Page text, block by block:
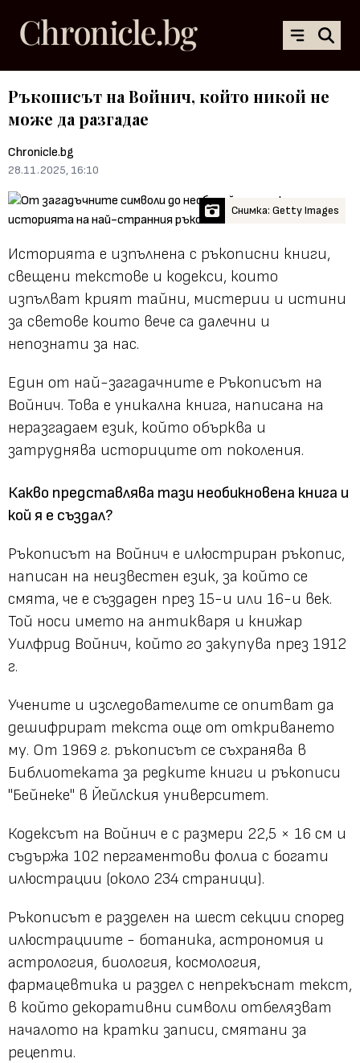
Ръкописът на Войнич, който никой не
може да разгадае
Chronicle.bg
28.11.2025, 16:10
Снимка: Getty Images
Историята е изпълнена с ръкописни книги,
свещени текстове и кодекси, които
изпълват крият тайни, мистерии и истини
за светове които вече са далечни и
непознати за нас.
Един от най-загадачните е Ръкописът на
Войнич. Това е уникална книга, написана на
неразгадаем език, който обърква и
затруднява историците от поколения.
Какво представлява тази необикновена книга и
кой я е създал?
Ръкописът на Войнич е илюстриран ръкопис,
написан на неизвестен език, за който се
смята, че е създаден през 15-и или 16-и век.
Той носи името на антикваря и книжар
Уилфрид Войнич, който го закупува през 1912
г.
Учените и изследователите се опитват да
дешифрират текста още от откриването
му. От 1969 г. ръкописът се съхранява в
Библиотеката за редките книги и ръкописи
"Бейнеке" в Йейлския университет.
Кодексът на Войнич е с размери 22,5 × 16 см и
съдържа 102 пергаментови фолиа с богати
илюстрации (около 234 страници).
Ръкописът е разделен на шест секции според
илюстрациите - ботаника, астрономия и
астрология, биология, космология,
фармацевтика и раздел с непрекъснат текст,
в който декоративни символи отбелязват
началото на кратки записи, смятани за
рецепти.